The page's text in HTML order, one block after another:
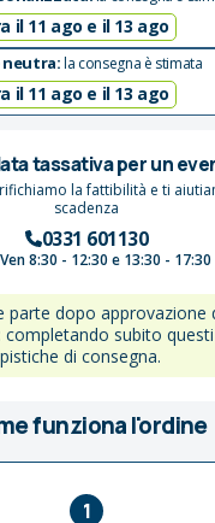
il 11 ago e il 13 ago
neutra:la consegna è stimata
il 11 ago e il 13 ago
tassativa per un
la fattibilità e ti
scadenza
0331 601130
8:30 - 12:30 e 13:30 - 17:30
parte dopo approvazione
subito
di consegna.
funziona l'ordine
1